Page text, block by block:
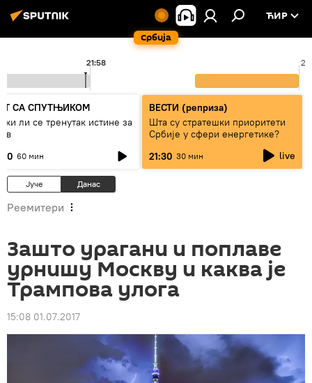
Србија
ЋИР
21:58
СА СПУТЊИКОМ
ли се тренутак истине за
60 мин
ВЕСТИ (реприза)
Шта су стратешки приоритети
Србије у сфери енергетике?
21:30 30 мин live
Јуче Данас
Реемитери
Зашто урагани и поплаве
урнишу Москву и каква је
Трампова улога
15:08 01.07.2017